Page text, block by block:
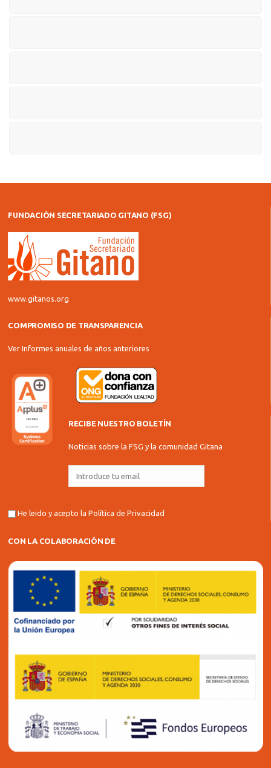
FUNDACIÓN SECRETARIADO GITANO (FSG)
www.gitanos.org
COMPROMISO DE TRANSPARENCIA
Ver Informes anuales de años anteriores
RECIBE NUESTRO BOLETÍN
Noticias sobre la FSG y la comunidad Gitana
He leido y acepto laPolítica de Privacidad
CON LA COLABORACIÓN DE